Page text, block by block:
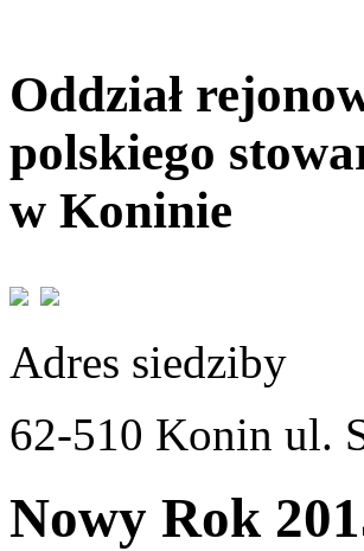
Oddział
polskiego
w Koninie
Adres siedziby
62-510 Konin ul.
Nowy Rok